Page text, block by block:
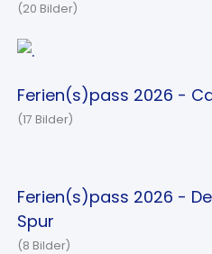
(20 Bilder)
Ferien(s)pass 2026 -
(17 Bilder)
Ferien(s)pass 2026 -
Spur
(8 Bilder)